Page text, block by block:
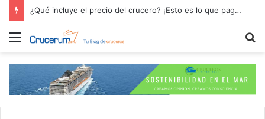
¿Qué incluye el precio del crucero? ¡Esto es lo que pagas por tu aventura en alta mar!
Menú